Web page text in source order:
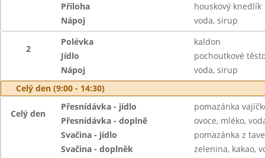
Příloha
houskový knedlík
Nápoj
voda, sirup
2
Polévka
kaldon
Jídlo
pochoutkové
Nápoj
voda, sirup
Celý den (9:00 - 14:30)
Celý den
Přesnídávka - jídlo
pomazánka
Přesnídávka - doplně
ovoce, mléko,
Svačina - jídlo
pomazánka z
Svačina - doplněk
zelenina, kakao,